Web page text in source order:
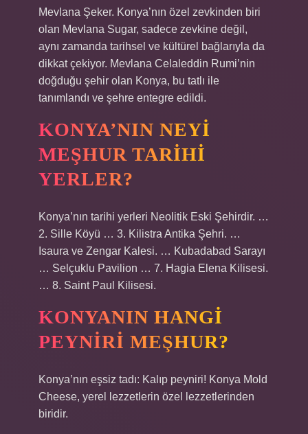
Mevlana Şeker. Konya’nın özel zevkinden biri
olan Mevlana Sugar, sadece zevkine değil,
aynı zamanda tarihsel ve kültürel bağlarıyla da
dikkat çekiyor. Mevlana Celaleddin Rumi’nin
doğduğu şehir olan Konya, bu tatlı ile
tanımlandı ve şehre entegre edildi.
KONYA’NIN NEYI
MEŞHUR TARIHI
YERLER?
Konya’nın tarihi yerleri Neolitik Eski Şehirdir. …
2. Sille Köyü … 3. Kilistra Antika Şehri. …
Isaura ve Zengar Kalesi. … Kubadabad Sarayı
… Selçuklu Pavilion … 7. Hagia Elena Kilisesi.
… 8. Saint Paul Kilisesi.
KONYANIN HANGI
PEYNIRI MEŞHUR?
Konya’nın eşsiz tadı: Kalıp peyniri! Konya Mold
Cheese, yerel lezzetlerin özel lezzetlerinden
biridir.